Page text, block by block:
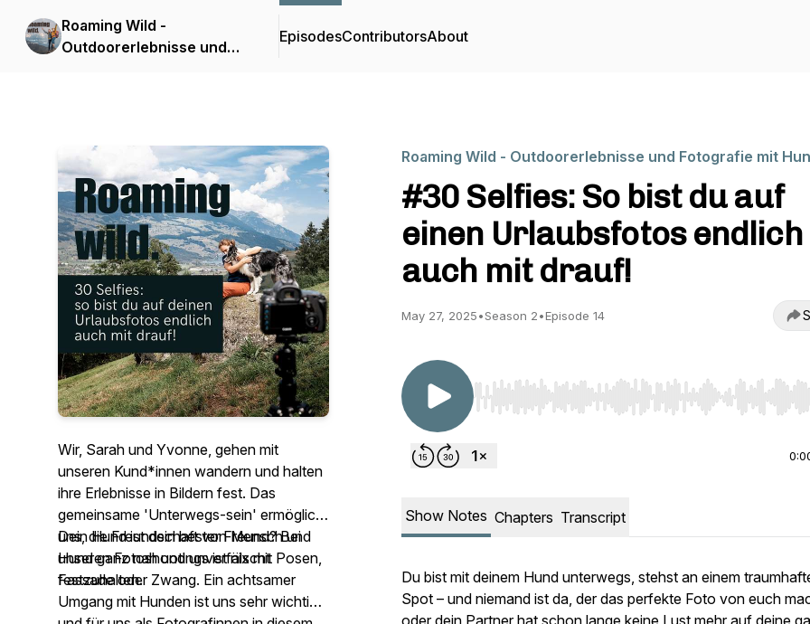
Roaming Wild -
Outdoorerlebnisse und
EpisodesContributorsAbout
Wir, Sarah und Yvonne, gehen mit
unseren Kund*innen wandern und halten
ihre Erlebnisse in Bildern fest. Das
gemeinsame 'Unterwegs-sein' ermöglicht
uns, die Freundschaft von Mensch und
Hund ganz nah und unverfälscht
festzuhalten.
Dein Hund ist dein bester Freund? Bei
unseren Fotoshootings ist nix mit Posen,
Fassade oder Zwang. Ein achtsamer
Umgang mit Hunden ist uns sehr wichtig
Roaming Wild - Outdoorerlebnisse und Fotografie mit
#30 Selfies: So bist du auf
einen Urlaubsfotos endlich
auch mit drauf!
May 27, 2025•Season 2•Episode 14
Use Left/Right to seek, Home/End to jump to start
Show Notes Chapters Transcript
Du bist mit deinem Hund unterwegs, stehst an einem
Spot – und niemand ist da, der das perfekte Foto von euch
oder dein Partner hat schon lange keine Lust mehr auf deine